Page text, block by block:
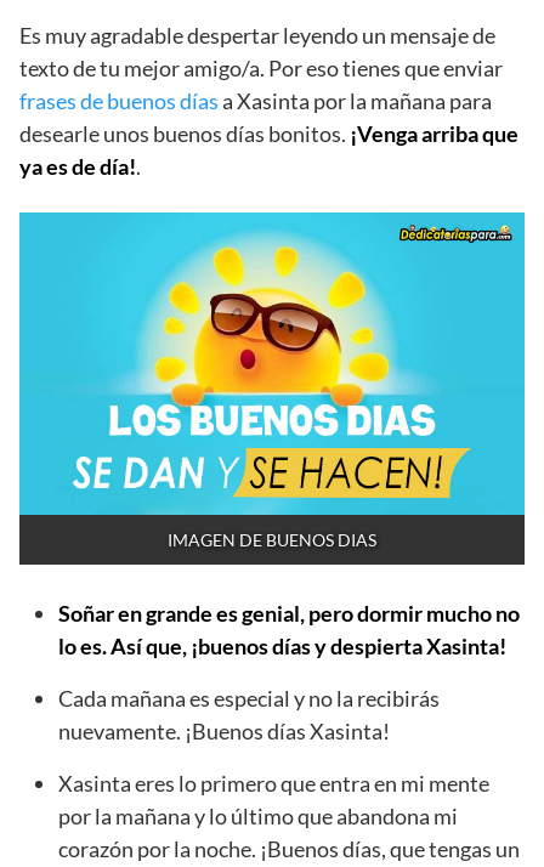
Es muy agradable despertar leyendo un mensaje de
texto de tu mejor amigo/a. Por eso tienes que enviar
frases de buenos díasa Xasinta por la mañana para
desearle unos buenos días bonitos. ¡Venga arriba que
ya es de día!.
IMAGEN DE BUENOS DIAS
Soñar en grande es genial, pero dormir mucho no
lo es. Así que, ¡buenos días y despierta Xasinta!
Cada mañana es especial y no la recibirás
nuevamente. ¡Buenos días Xasinta!
Xasinta eres lo primero que entra en mi mente
por la mañana y lo último que abandona mi
corazón por la noche. ¡Buenos días, que tengas un